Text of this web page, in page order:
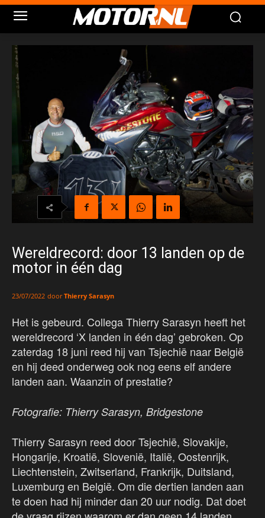
Wereldrecord: door 13 landen op de
motor in één dag
23/07/2022 door Thierry Sarasyn
Het is gebeurd. Collega Thierry Sarasyn heeft het
wereldrecord ‘X landen in één dag’ gebroken. Op
zaterdag 18 juni reed hij van Tsjechië naar België
en hij deed onderweg ook nog eens elf andere
landen aan. Waanzin of prestatie?
Fotografie: Thierry Sarasyn, Bridgestone
Thierry Sarasyn reed door Tsjechië, Slovakije,
Hongarije, Kroatië, Slovenië, Italië, Oostenrijk,
Liechtenstein, Zwitserland, Frankrijk, Duitsland,
Luxemburg en België. Om die dertien landen aan
te doen had hij minder dan 20 uur nodig. Dat doet